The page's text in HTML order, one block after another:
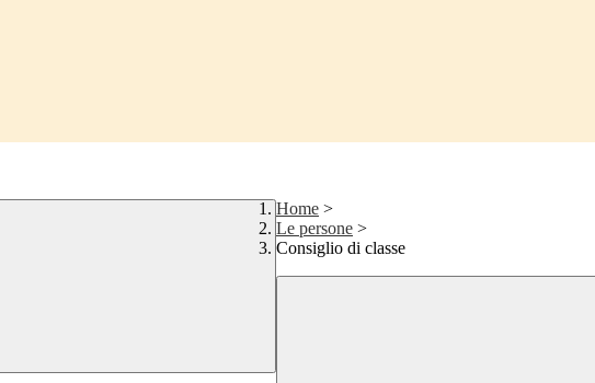
Home >
Le persone >
Consiglio di classe